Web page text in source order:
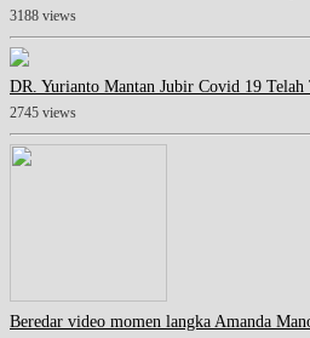
3188 views
DR. Yurianto Mantan Jubir Covid 19 Telah
2745 views
Beredar video momen langka Amanda